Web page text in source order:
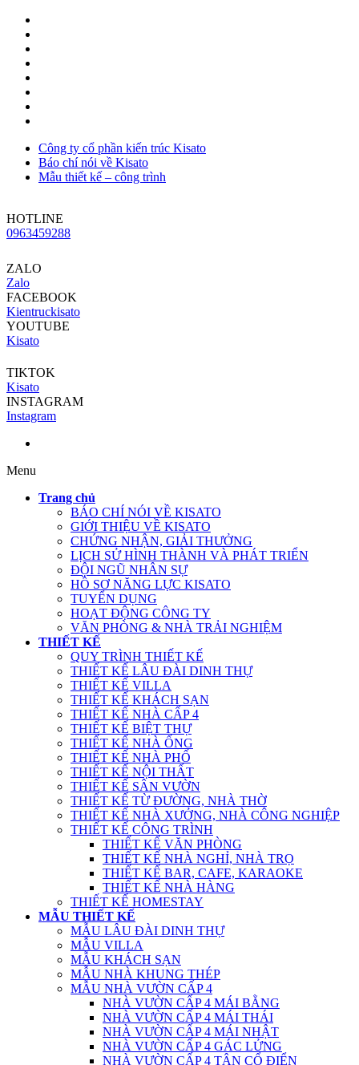
Công ty cổ phần kiến trúc Kisato
Báo chí nói về Kisato
Mẫu thiết kế – công trình
HOTLINE
0963459288
ZALO
Zalo
FACEBOOK
Kientruckisato
YOUTUBE
Kisato
TIKTOK
Kisato
INSTAGRAM
Instagram
Menu
Trang chủ
BÁO CHÍ NÓI VỀ KISATO
GIỚI THIỆU VỀ KISATO
CHỨNG NHẬN, GIẢI THƯỞNG
LỊCH SỬ HÌNH THÀNH VÀ PHÁT TRIỂN
ĐỘI NGŨ NHÂN SỰ
HỒ SƠ NĂNG LỰC KISATO
TUYỂN DỤNG
HOẠT ĐỘNG CÔNG TY
VĂN PHÒNG & NHÀ TRẢI NGHIỆM
THIẾT KẾ
QUY TRÌNH THIẾT KẾ
THIẾT KẾ LÂU ĐÀI DINH THỰ
THIẾT KẾ VILLA
THIẾT KẾ KHÁCH SẠN
THIẾT KẾ NHÀ CẤP 4
THIẾT KẾ BIỆT THỰ
THIẾT KẾ NHÀ ỐNG
THIẾT KẾ NHÀ PHỐ
THIẾT KẾ NỘI THẤT
THIẾT KẾ SÂN VƯỜN
THIẾT KẾ TỪ ĐƯỜNG, NHÀ THỜ
THIẾT KẾ NHÀ XƯỞNG, NHÀ CÔNG NGHIỆP
THIẾT KẾ CÔNG TRÌNH
THIẾT KẾ VĂN PHÒNG
THIẾT KẾ NHÀ NGHỈ, NHÀ TRỌ
THIẾT KẾ BAR, CAFE, KARAOKE
THIẾT KẾ NHÀ HÀNG
THIẾT KẾ HOMESTAY
MẪU THIẾT KẾ
MẪU LÂU ĐÀI DINH THỰ
MẪU VILLA
MẪU KHÁCH SẠN
MẪU NHÀ KHUNG THÉP
MẪU NHÀ VƯỜN CẤP 4
NHÀ VƯỜN CẤP 4 MÁI BẰNG
NHÀ VƯỜN CẤP 4 MÁI THÁI
NHÀ VƯỜN CẤP 4 MÁI NHẬT
NHÀ VƯỜN CẤP 4 GÁC LỬNG
NHÀ VƯỜN CẤP 4 TÂN CỔ ĐIỂN